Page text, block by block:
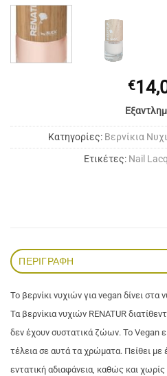
€
Κατηγορίες: Bερνίκια
Ετικέτες: Nail
ΠΕΡΙΓΡΑΦΉ
Το βερνίκι νυχιών για vegan δίνει στα
Τα βερνίκια νυχιών RENATUR
δεν έχουν συστατικά ζώων. Το Vegan
τέλεια σε αυτά τα χρώματα. Πείθει με
εντατική αδιαφάνεια, καθώς και